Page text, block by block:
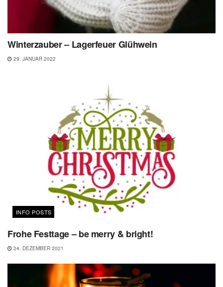
Winterzauber – Lagerfeuer Glühwein
29. JANUAR 2022
INFO POSTS
Frohe Festtage – be merry & bright!
24. DEZEMBER 2021